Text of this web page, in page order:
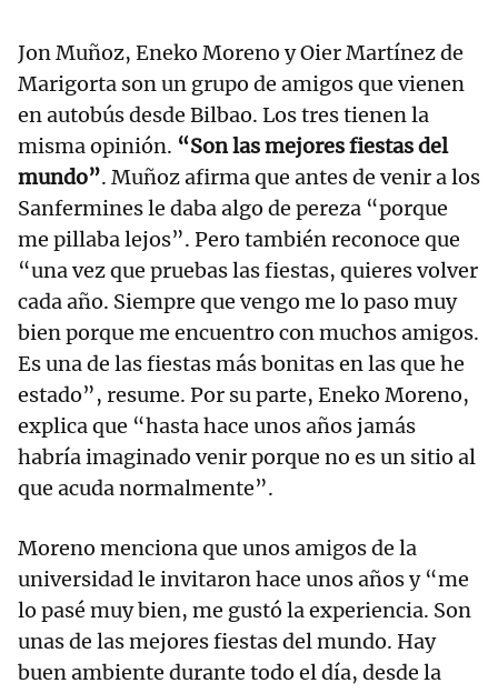
Jon Muñoz, Eneko Moreno y Oier Martínez de
Marigorta son un grupo de amigos que vienen
en autobús desde Bilbao. Los tres tienen la
misma opinión. “Son las mejores fiestas del
mundo”. Muñoz afirma que antes de venir a los
Sanfermines le daba algo de pereza “porque
me pillaba lejos”. Pero también reconoce que
“una vez que pruebas las fiestas, quieres volver
cada año. Siempre que vengo me lo paso muy
bien porque me encuentro con muchos amigos.
Es una de las fiestas más bonitas en las que he
estado”, resume. Por su parte, Eneko Moreno,
explica que “hasta hace unos años jamás
habría imaginado venir porque no es un sitio al
que acuda normalmente”.
Moreno menciona que unos amigos de la
universidad le invitaron hace unos años y “me
lo pasé muy bien, me gustó la experiencia. Son
unas de las mejores fiestas del mundo. Hay
buen ambiente durante todo el día, desde la